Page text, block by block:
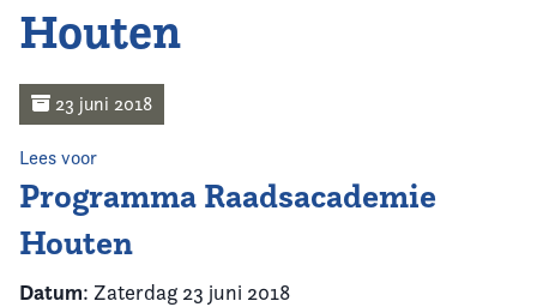
Agenda
Nieuws
Opleiding
Kennis & Informatie
Vereniging
Houten
23 juni 2018
Lees voor
Programma Raadsacademie
Houten
Datum: Zaterdag 23 juni 2018